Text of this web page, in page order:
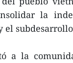
la
el
a la